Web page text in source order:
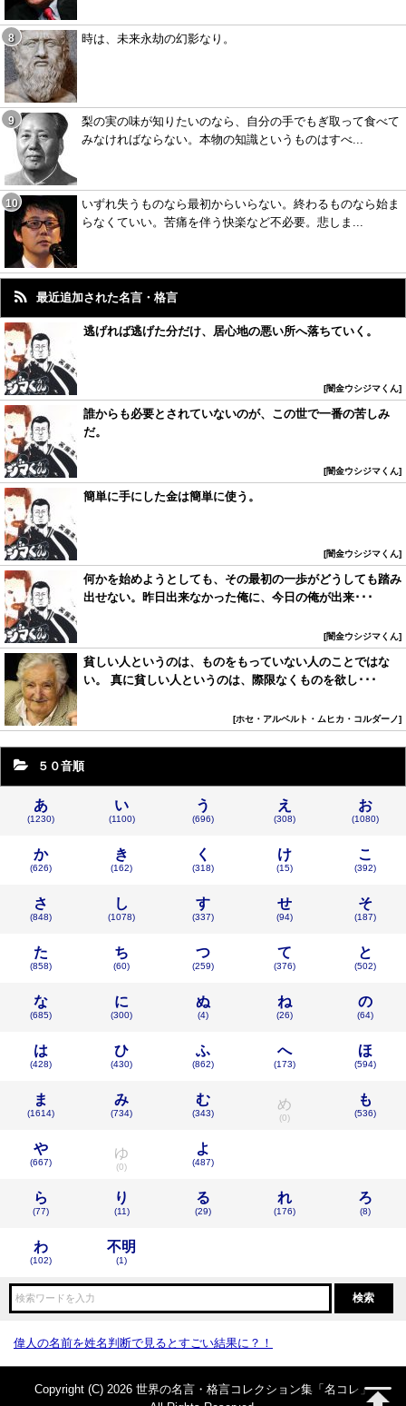
時は、未来永劫の幻影なり。
梨の実の味が知りたいのなら、自分の手でもぎ取って食べて
みなければならない。本物の知識というものはすべ...
いずれ失うものなら最初からいらない。終わるものなら始ま
らなくていい。苦痛を伴う快楽など不必要。悲しま...
最近追加された名言・格言
逃げれば逃げた分だけ、居心地の悪い所へ落ちていく。
闇金ウシジマくん
誰からも必要とされていないのが、この世で一番の苦しみ
だ。
闇金ウシジマくん
簡単に手にした金は簡単に使う。
闇金ウシジマくん
何かを始めようとしても、その最初の一歩がどうしても踏み
出せない。昨日出来なかった俺に、今日の俺が出来･･･
闇金ウシジマくん
貧しい人というのは、ものをもっていない人のことではな
い。 真に貧しい人というのは、際限なくものを欲し･･･
ホセ・アルベルト・ムヒカ・コルダーノ
５０音順
あ
(1230)
い
(1100)
う
(696)
え
(308)
お
(1080)
か
(626)
き
(162)
く
(318)
け
(15)
こ
(392)
さ
(848)
し
(1078)
す
(337)
せ
(94)
そ
(187)
た
(858)
ち
(60)
つ
(259)
て
(376)
と
(502)
な
(685)
に
(300)
ぬ
(4)
ね
(26)
の
(64)
は
(428)
ひ
(430)
ふ
(862)
へ
(173)
ほ
(594)
ま
(1614)
み
(734)
む
(343)
め
(0)
も
(536)
や
(667)
ゆ
(0)
よ
(487)
ら
(77)
り
(11)
る
(29)
れ
(176)
ろ
(8)
わ
(102)
不明
(1)
偉人の名前を姓名判断で見るとすごい結果に？！
Copyright (C) 2026 世界の名言・格言コレクション集「名コレ」